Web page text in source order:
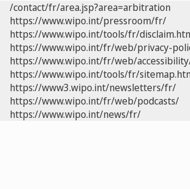
/contact/fr/area.jsp?area=arbitration
https://www.wipo.int/pressroom/fr/
https://www.wipo.int/tools/fr/
https://www.wipo.int/fr/web/privacy-
https://www.wipo.int/fr/web/
https://www.wipo.int/tools/fr/
https://www3.wipo.int/newsletters/fr/
https://www.wipo.int/fr/web/podcasts/
https://www.wipo.int/news/fr/